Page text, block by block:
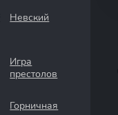
Невский
Игра
престолов
Горничная